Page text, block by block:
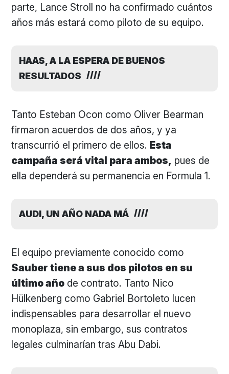
parte, Lance Stroll no ha confirmado cuántos
años más estará como piloto de su equipo.
HAAS, A LA ESPERA DE BUENOS
RESULTADOS
Tanto Esteban Ocon como Oliver Bearman
firmaron acuerdos de dos años, y ya
transcurrió el primero de ellos. Esta
campaña será vital para ambos, pues de
ella dependerá su permanencia en Formula 1.
AUDI, UN AÑO NADA MÁ
El equipo previamente conocido como
Sauber tiene a sus dos pilotos en su
último año de contrato. Tanto Nico
Hülkenberg como Gabriel Bortoleto lucen
indispensables para desarrollar el nuevo
monoplaza, sin embargo, sus contratos
legales culminarían tras Abu Dabi.